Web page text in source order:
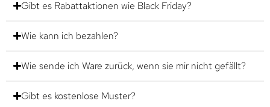
Gibt es Rabattaktionen wie Black Friday?
Wie kann ich bezahlen?
Wie sende ich Ware zurück, wenn sie mir nicht gefällt?
Gibt es kostenlose Muster?